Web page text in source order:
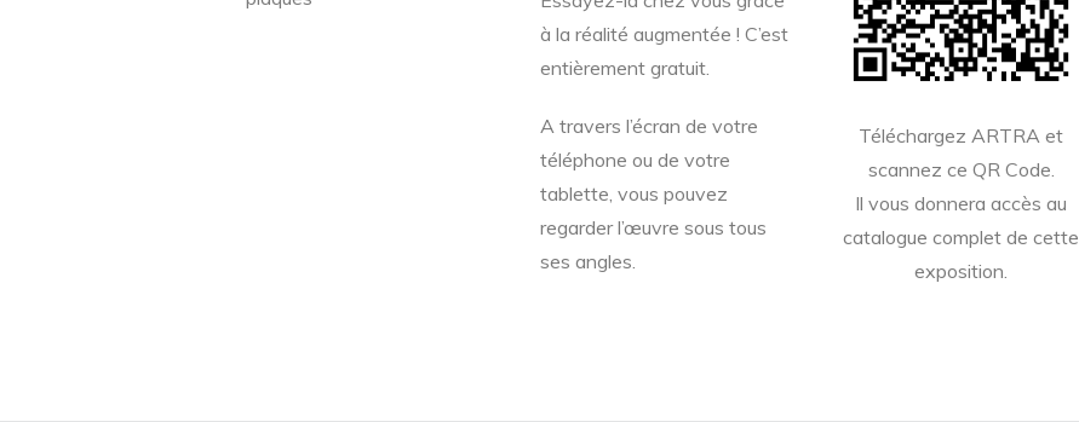
à la réalité augmentée ! C’est
entièrement gratuit.
A travers l’écran de votre
téléphone ou de votre
tablette, vous pouvez
regarder l’œuvre sous tous
ses angles.
Téléchargez ARTRA et
scannez ce QR Code.
Il vous donnera accès au
catalogue complet de cette
exposition.